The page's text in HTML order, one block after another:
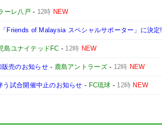
ーレ八戸 - 12時 NEW
Friends of Malaysia スペシャルサポーター」に決定!
島ユナイテッドFC - 12時 NEW
売のお知らせ- 鹿島アントラーズ- 12時 NEW
試合開催中止のお知らせ - FC琉球 - 12時 NEW